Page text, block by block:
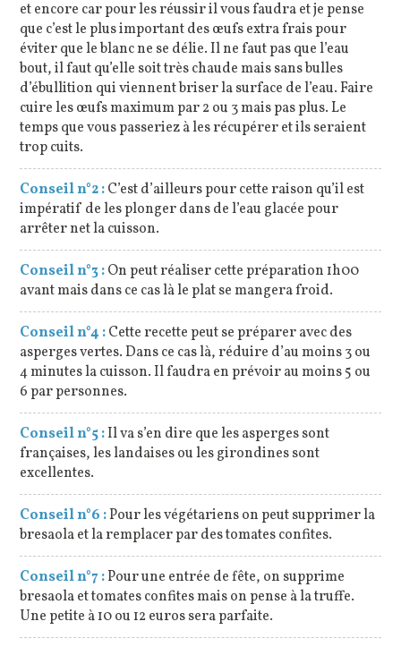
et encore car pour les réussir il vous faudra et je pense
que c’est le plus important des œufs extra frais pour
éviter que le blanc ne se délie. Il ne faut pas que l’eau
bout, il faut qu’elle soit très chaude mais sans bulles
d’ébullition qui viennent briser la surface de l’eau. Faire
cuire les œufs maximum par 2 ou 3 mais pas plus. Le
temps que vous passeriez à les récupérer et ils seraient
trop cuits.
Conseil n°2 :C’est d’ailleurs pour cette raison qu’il est
impératif de les plonger dans de l’eau glacée pour
arrêter net la cuisson.
Conseil n°3 :On peut réaliser cette préparation 1h00
avant mais dans ce cas là le plat se mangera froid.
Conseil n°4 :Cette recette peut se préparer avec des
asperges vertes. Dans ce cas là, réduire d’au moins 3 ou
4 minutes la cuisson. Il faudra en prévoir au moins 5 ou
6 par personnes.
Conseil n°5 :Il va s’en dire que les asperges sont
françaises, les landaises ou les girondines sont
excellentes.
Conseil n°6 :Pour les végétariens on peut supprimer la
bresaola et la remplacer par des tomates confites.
Conseil n°7 :Pour une entrée de fête, on supprime
bresaola et tomates confites mais on pense à la truffe.
Une petite à 10 ou 12 euros sera parfaite.